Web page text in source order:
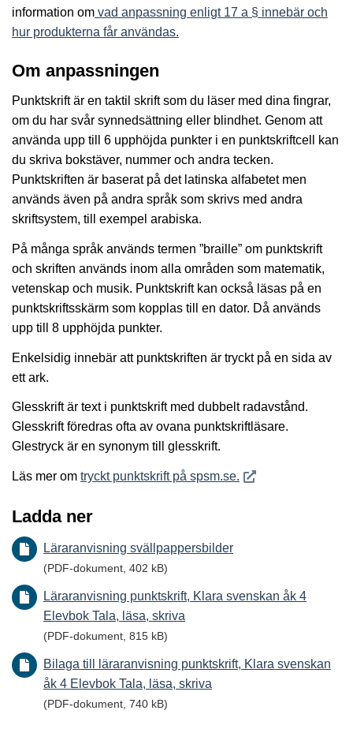
information om vad anpassning enligt 17 a § innebär och
hur produkterna får användas.
Om anpassningen
Punktskrift är en taktil skrift som du läser med dina fingrar,
om du har svår synnedsättning eller blindhet. Genom att
använda upp till 6 upphöjda punkter i en punktskriftcell kan
du skriva bokstäver, nummer och andra tecken.
Punktskriften är baserat på det latinska alfabetet men
används även på andra språk som skrivs med andra
skriftsystem, till exempel arabiska.
På många språk används termen ”braille” om punktskrift
och skriften används inom alla områden som matematik,
vetenskap och musik. Punktskrift kan också läsas på en
punktskriftsskärm som kopplas till en dator. Då används
upp till 8 upphöjda punkter.
Enkelsidig innebär att punktskriften är tryckt på en sida av
ett ark.
Glesskrift är text i punktskrift med dubbelt radavstånd.
Glesskrift föredras ofta av ovana punktskriftläsare.
Glestryck är en synonym till glesskrift.
Läs mer om tryckt punktskrift på spsm.se. Öppnas i nytt fönster
Ladda ner
Läraranvisning svällpappersbilder
(PDF-dokument, 402 kB)
Läraranvisning punktskrift, Klara svenskan åk 4
Elevbok Tala, läsa, skriva
(PDF-dokument, 815 kB)
Bilaga till läraranvisning punktskrift, Klara svenskan
åk 4 Elevbok Tala, läsa, skriva
(PDF-dokument, 740 kB)